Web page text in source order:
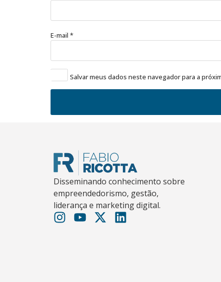
E-mail *
Salvar meus dados neste navegador para a
Disseminando conhecimento sobre
empreendedorismo, gestão,
liderança e marketing digital.